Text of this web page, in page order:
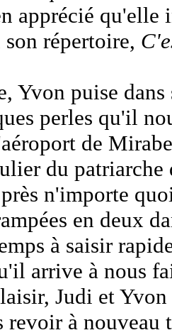
apprécié qu'elle
répertoire,
Yvon puise
perles qu'il
de
du patriarche
n'importe
en deux
à saisir
arrive à nous
Judi et
revoir à nouveau